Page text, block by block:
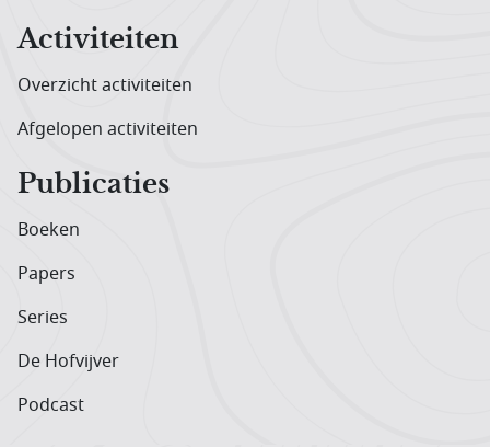
Activiteiten
Overzicht activiteiten
Afgelopen activiteiten
Publicaties
Boeken
Papers
Series
De Hofvijver
Podcast